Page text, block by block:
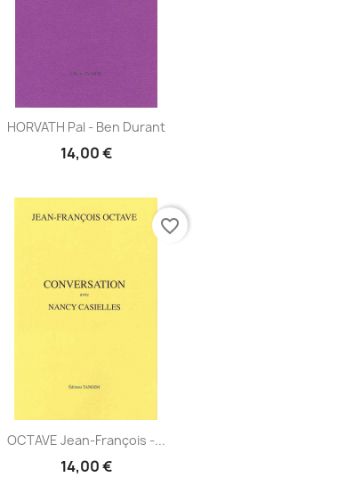
HORVATH Pal - Ben Durant
14,00 €
Aperçu
OCTAVE Jean-François -...
14,00 €
Aperçu
favorite_border